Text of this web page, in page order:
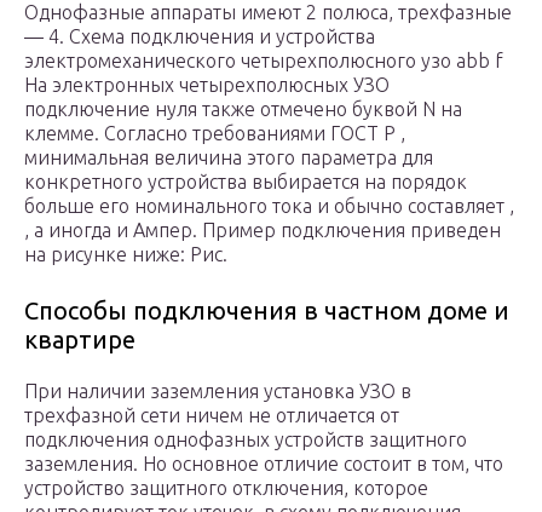
Однофазные аппараты имеют 2 полюса, трехфазные
— 4. Схема подключения и устройства
электромеханического четырехполюсного узо abb f
На электронных четырехполюсных УЗО
подключение нуля также отмечено буквой N на
клемме. Согласно требованиями ГОСТ Р ,
минимальная величина этого параметра для
конкретного устройства выбирается на порядок
больше его номинального тока и обычно составляет ,
, а иногда и Ампер. Пример подключения приведен
на рисунке ниже: Рис.
Способы подключения в частном доме и
квартире
При наличии заземления установка УЗО в
трехфазной сети ничем не отличается от
подключения однофазных устройств защитного
заземления. Но основное отличие состоит в том, что
устройство защитного отключения, которое